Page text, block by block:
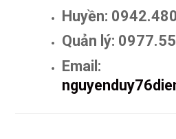
Huyền:
Quản lý:
Email: